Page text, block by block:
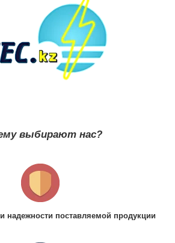
выбирают нас?
и надежности поставляемой продукции